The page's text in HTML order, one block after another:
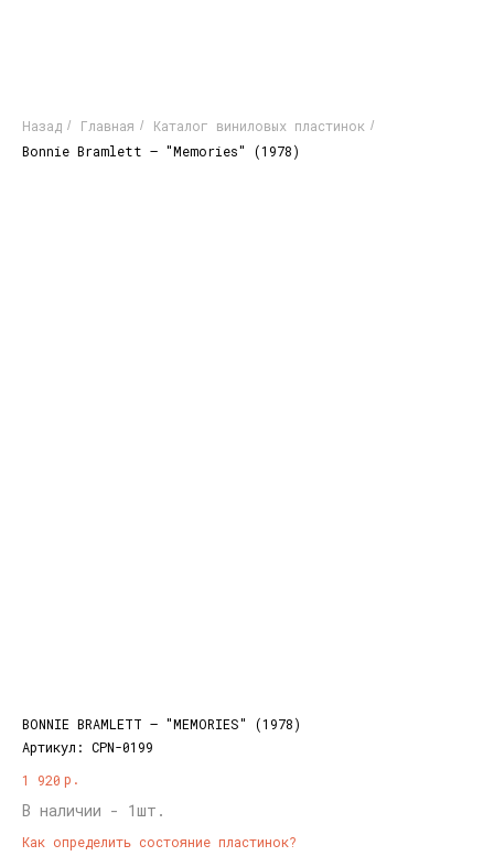
Назад / Главная / Каталог виниловых пластинок /
Bonnie Bramlett – "Memories" (1978)
BONNIE BRAMLETT – "MEMORIES" (1978)
Артикул: CPN-0199
1 920 р.
В наличии - 1шт.
Как определить состояние пластинок?